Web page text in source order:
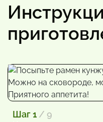
Шаг 1 / 9